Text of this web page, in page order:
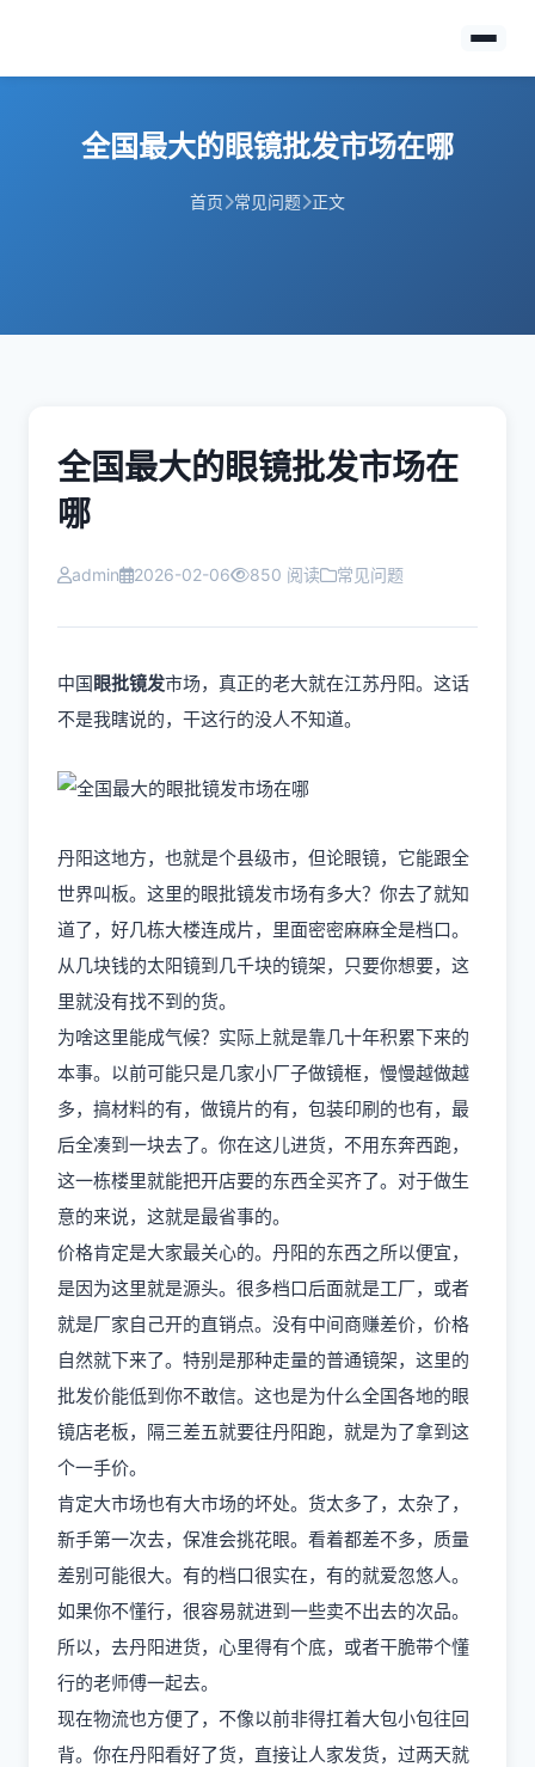
全国最大的眼镜批发市场在哪
首页 常见问题 正文
全国最大的眼镜批发市场在
哪
admin 2026-02-06 850 阅读 常见问题
中国眼批镜发市场，真正的老大就在江苏丹阳。这话
不是我瞎说的，干这行的没人不知道。
丹阳这地方，也就是个县级市，但论眼镜，它能跟全
世界叫板。这里的眼批镜发市场有多大？你去了就知
道了，好几栋大楼连成片，里面密密麻麻全是档口。
从几块钱的太阳镜到几千块的镜架，只要你想要，这
里就没有找不到的货。
为啥这里能成气候？实际上就是靠几十年积累下来的
本事。以前可能只是几家小厂子做镜框，慢慢越做越
多，搞材料的有，做镜片的有，包装印刷的也有，最
后全凑到一块去了。你在这儿进货，不用东奔西跑，
这一栋楼里就能把开店要的东西全买齐了。对于做生
意的来说，这就是最省事的。
价格肯定是大家最关心的。丹阳的东西之所以便宜，
是因为这里就是源头。很多档口后面就是工厂，或者
就是厂家自己开的直销点。没有中间商赚差价，价格
自然就下来了。特别是那种走量的普通镜架，这里的
批发价能低到你不敢信。这也是为什么全国各地的眼
镜店老板，隔三差五就要往丹阳跑，就是为了拿到这
个一手价。
肯定大市场也有大市场的坏处。货太多了，太杂了，
新手第一次去，保准会挑花眼。看着都差不多，质量
差别可能很大。有的档口很实在，有的就爱忽悠人。
如果你不懂行，很容易就进到一些卖不出去的次品。
所以，去丹阳进货，心里得有个底，或者干脆带个懂
行的老师傅一起去。
现在物流也方便了，不像以前非得扛着大包小包往回
背。你在丹阳看好了货，直接让人家发货，过两天就